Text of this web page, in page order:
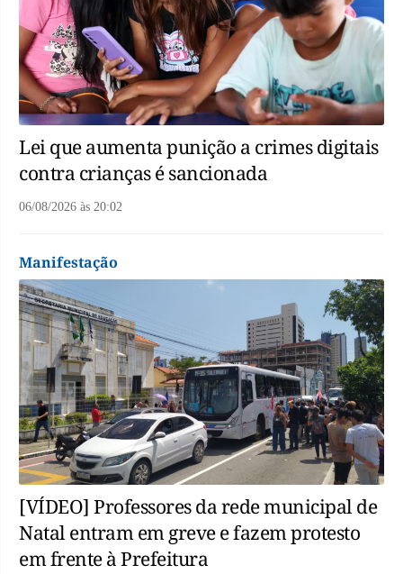
Lei que aumenta punição a crimes digitais
contra crianças é sancionada
06/08/2026 às 20:02
Manifestação
[VÍDEO] Professores da rede municipal de
Natal entram em greve e fazem protesto
em frente à Prefeitura